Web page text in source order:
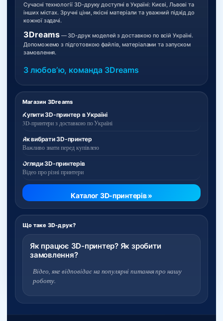
Магазин 3Dreams
Купити 3D-принтер в Україні
3D-принтери з доставкою по Україні
Як вибрати 3D-принтер
Важливо знати перед купівлею
Огляди 3D-принтерів
Відео про різні принтери
Каталог 3D-принтерів »
Що таке 3D-друк?
Як працює 3D-принтер? Як зробити
замовлення?
Відео, яке відповідає на популярні питання про нашу
роботу.
Сучасні технології 3D-друку доступні в Україні: Києві, Львові та
інших містах. Зручні ціни, якісні матеріали та уважний підхід до
кожної задачі.
3Dreams— 3D-друк моделей з доставкою по всій Україні.
Допоможемо з підготовкою файлів, матеріалами та запуском
замовлення.
З любовʼю, команда 3Dreams